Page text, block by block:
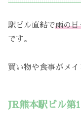
駅ビル直結で雨の日
です。
買い物や食事がメイ
JR熊本駅ビル